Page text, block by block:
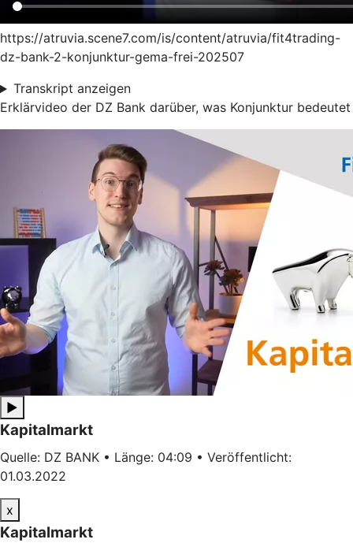
https://atruvia.scene7.com/is/content/atruvia/fit4trading-
dz-bank-2-konjunktur-gema-frei-202507
Transkript anzeigen
Erklärvideo der DZ Bank darüber, was Konjunktur bedeutet
▶
Kapitalmarkt
Quelle: DZ BANK • Länge: 04:09 • Veröffentlicht:
01.03.2022
x
Kapitalmarkt